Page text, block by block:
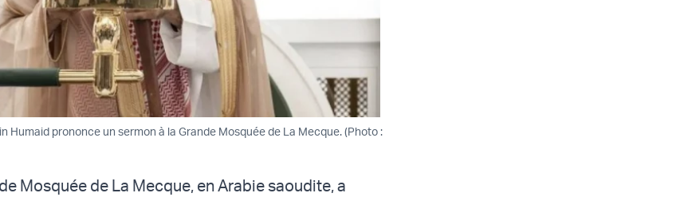
Humaid prononce un sermon à la Grande Mosquée de La Mecque. (Photo :
Mosquée de La Mecque, en Arabie saoudite, a